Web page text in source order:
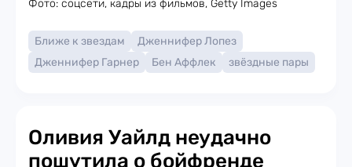
Фото: соцсети, кадры из фильмов, Getty Images
Ближе к звездам
Дженнифер Лопез
Дженнифер Гарнер
Бен Аффлек звёздные пары
Оливия Уайлд неудачно
пошутила о бойфренде